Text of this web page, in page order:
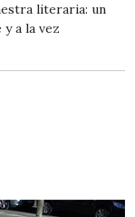
literaria: un
a la vez